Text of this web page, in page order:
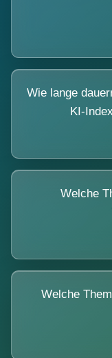
Wie lange
KI-
Welche
Welche